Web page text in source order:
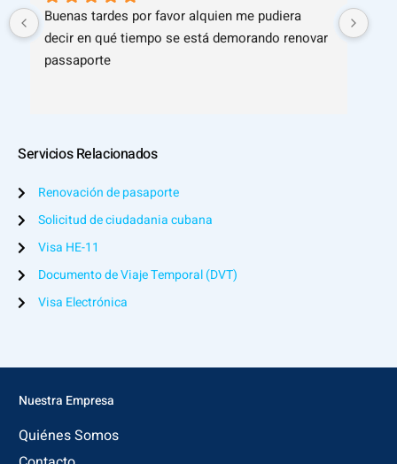
Buenas tardes por favor alquien me pudiera
decir en qué tiempo se está demorando renovar
passaporte
Servicios Relacionados
Renovación de pasaporte
Solicitud de ciudadania cubana
Visa HE-11
Documento de Viaje Temporal (DVT)
Visa Electrónica
Nuestra Empresa
Quiénes Somos